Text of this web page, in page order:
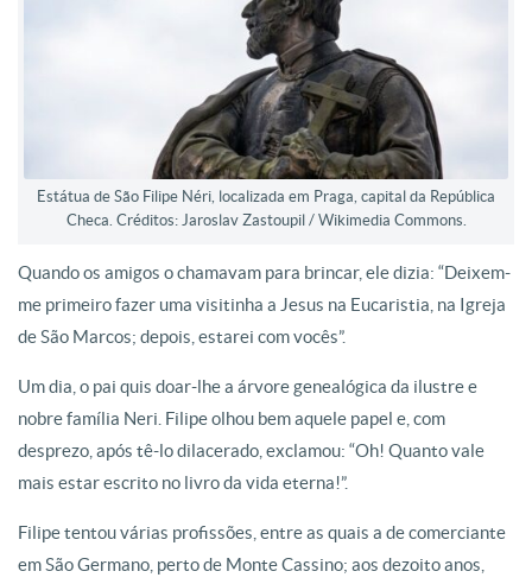
Estátua de São Filipe Néri, localizada em Praga, capital da República
Checa. Créditos: Jaroslav Zastoupil / Wikimedia Commons.
Quando os amigos o chamavam para brincar, ele dizia: “Deixem-
me primeiro fazer uma visitinha a Jesus na Eucaristia, na Igreja
de São Marcos; depois, estarei com vocês”.
Um dia, o pai quis doar-lhe a árvore genealógica da ilustre e
nobre família Neri. Filipe olhou bem aquele papel e, com
desprezo, após tê-lo dilacerado, exclamou: “Oh! Quanto vale
mais estar escrito no livro da vida eterna!”.
Filipe tentou várias profissões, entre as quais a de comerciante
em São Germano, perto de Monte Cassino; aos dezoito anos,